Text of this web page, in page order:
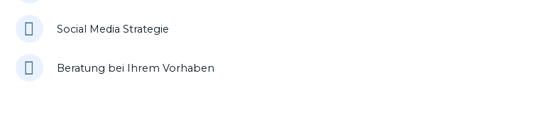
Social Media Strategie
Beratung bei Ihrem Vorhaben